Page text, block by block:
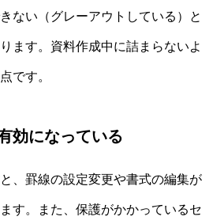
ない（グレーアウトしている）と
ます。資料作成中に詰まらないよ
です。
効になっている
、罫線の設定変更や書式の編集が
す。また、保護がかかっているセ